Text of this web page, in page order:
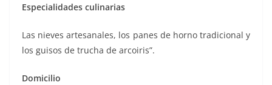
Especialidades culinarias
Las nieves artesanales, los panes de horno tradicional y
los guisos de trucha de arcoiris”.
Domicilio